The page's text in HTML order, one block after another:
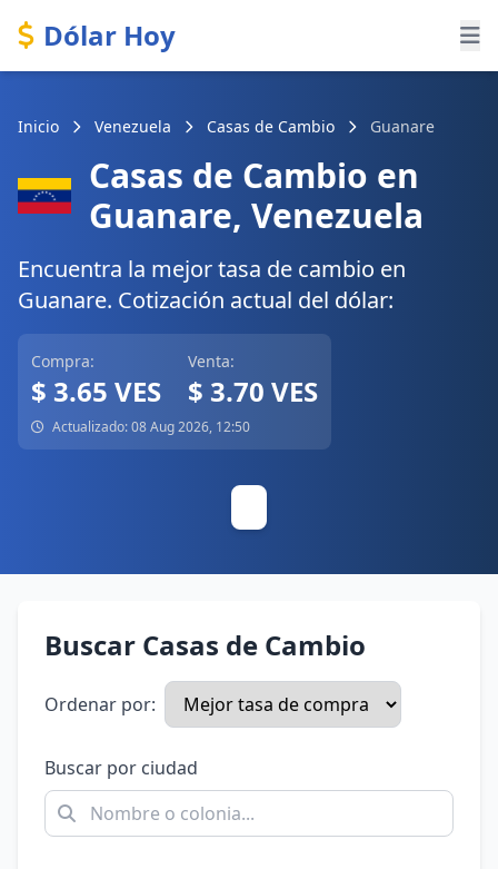
Dólar Hoy
Inicio Venezuela Casas de Cambio Guanare
Casas de Cambio en
Guanare, Venezuela
Encuentra la mejor tasa de cambio en
Guanare. Cotización actual del dólar:
Compra:
$ 3.65 VES
Venta:
$ 3.70 VES
Actualizado: 08 Aug 2026, 12:50
Buscar Casas de Cambio
Ordenar por:
Buscar por ciudad